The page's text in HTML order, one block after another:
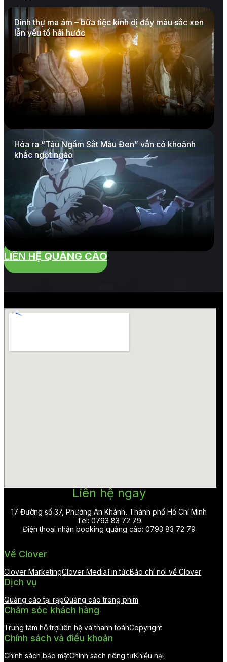
Dinh thự ma ám – bữa tiệc kinh dị đầy màu sắc xen
lẫn yếu tố hài hước
Hóa ra “Tàu Ngầm Sắt Màu Đen” vẫn có khoảnh
khắc ngọt ngào
LIÊN HỆ QUẢNG CÁO
Liên hệ ngay
17 Đường số 37, Phường An Khánh, Thành phố Hồ Chí Minh
Tel: 0793 83 72 79
Điện thoại nhận booking quảng cáo: 0793 83 72 79
Về Clover
Clover MarketingClover MediaTin tứcBáo chí nói về Clover
Dịch vụ
Quảng cáo tại rạpQuảng cáo trong phim
Chăm sóc khách hàng
Trung tâm hỗ trợLiên hệ và thanh toánCopyright
Chính sách và điều khoản
Chính sách bảo mậtChính sách riêng tưKhiếu nại